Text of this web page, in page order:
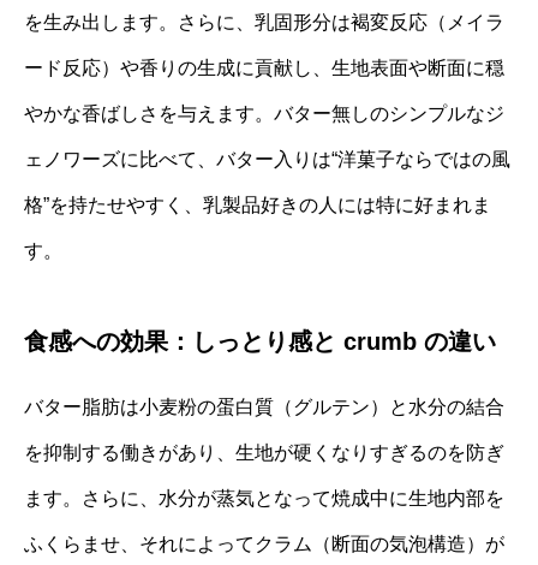
を生み出します。さらに、乳固形分は褐変反応（メイラ
ード反応）や香りの生成に貢献し、生地表面や断面に穏
やかな香ばしさを与えます。バター無しのシンプルなジ
ェノワーズに比べて、バター入りは“洋菓子ならではの風
格”を持たせやすく、乳製品好きの人には特に好まれま
す。
食感への効果：しっとり感と crumb の違い
バター脂肪は小麦粉の蛋白質（グルテン）と水分の結合
を抑制する働きがあり、生地が硬くなりすぎるのを防ぎ
ます。さらに、水分が蒸気となって焼成中に生地内部を
ふくらませ、それによってクラム（断面の気泡構造）が